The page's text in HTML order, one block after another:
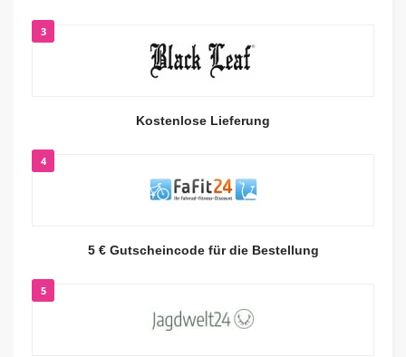
3
Kostenlose Lieferung
4
5 € Gutscheincode für die Bestellung
5